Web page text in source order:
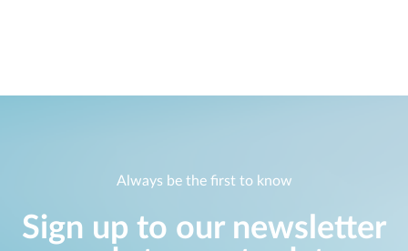
Always be the first to know
Sign up to our newsletter